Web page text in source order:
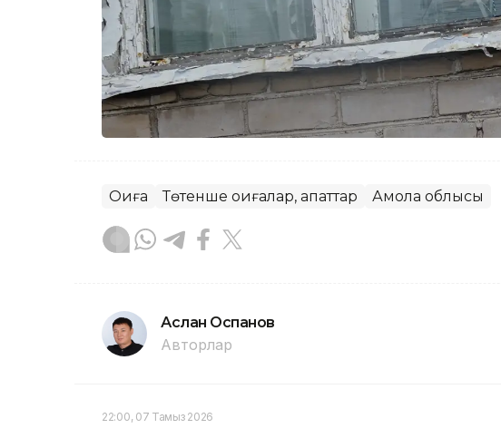
Оқиға Төтенше оқиғалар, апаттар Ақмола облысы
Аслан Оспанов
Авторлар
22:00, 07 Тамыз 2026